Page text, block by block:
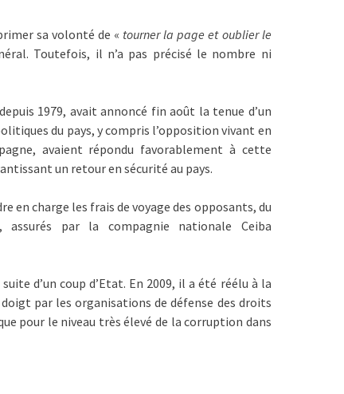
sa volonté de « tourner la page et oublier le
Toutefois, il n’a pas précisé le nombre ni
1979, avait annoncé fin août la tenue d’un
du pays, y compris l’opposition vivant en
avaient répondu favorablement à cette
un retour en sécurité au pays.
en charge les frais de voyage des opposants, du
par la compagnie nationale Ceiba
d’un coup d’Etat. En 2009, il a été réélu à la
par les organisations de défense des droits
pour le niveau très élevé de la corruption dans